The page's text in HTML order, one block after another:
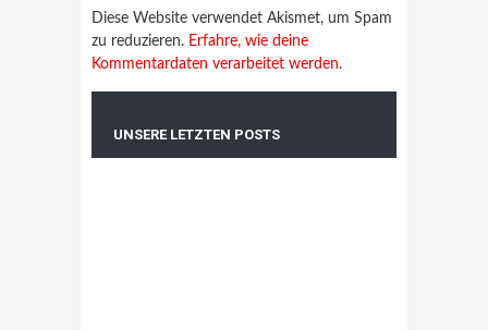
Diese Website verwendet Akismet, um Spam
zu reduzieren. Erfahre, wie deine
Kommentardaten verarbeitet werden.
UNSERE LETZTEN POSTS